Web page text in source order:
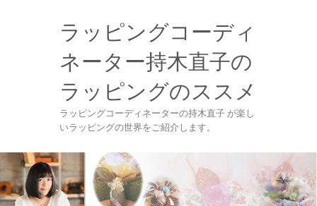
ラッピングコーディ
ネーター持木直子の
ラッピングのススメ
ラッピングコーディネーターの持木直子 が楽し
いラッピングの世界をご紹介します。